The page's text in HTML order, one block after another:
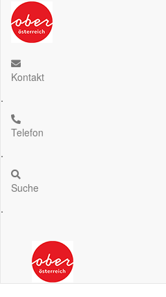
Kontakt
.
Telefon
.
Suche
.